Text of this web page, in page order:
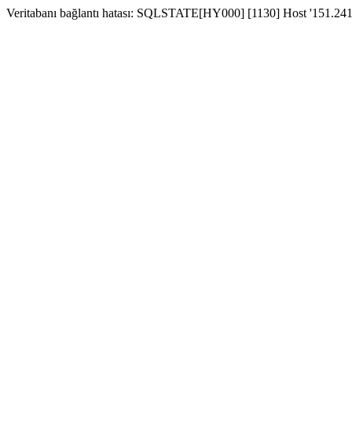
Veritabanı bağlantı hatası: SQLSTATE[HY000] [1130] Host